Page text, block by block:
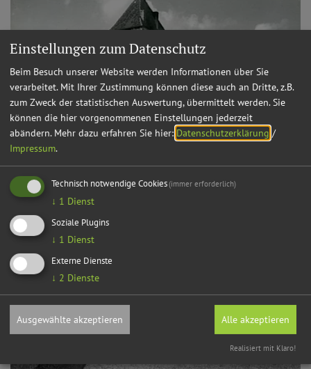
Einstellungen zum Datenschutz
Beim Besuch unserer Website werden Informationen über Sie
verarbeitet. Mit Ihrer Zustimmung können diese auch an Dritte, z.B.
zum Zweck der statistischen Auswertung, übermittelt werden. Sie
können die hier vorgenommenen Einstellungen jederzeit
abändern. Mehr dazu erfahren Sie hier: Datenschutzerklärung /
Impressum.
Technisch notwendige Cookies(immer erforderlich)
↓ 1 Dienst
Soziale Plugins
↓ 1 Dienst
Externe Dienste
↓ 2 Dienste
Ausgewählte akzeptieren Alle akzeptieren
Realisiert mit Klaro!